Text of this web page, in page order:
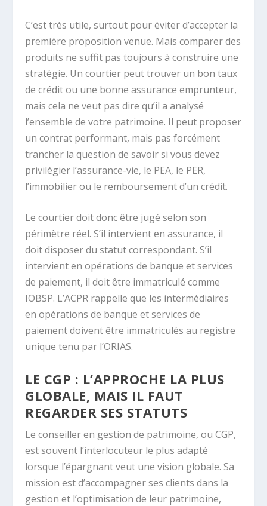
C’est très utile, surtout pour éviter d’accepter la
première proposition venue. Mais comparer des
produits ne suffit pas toujours à construire une
stratégie. Un courtier peut trouver un bon taux
de crédit ou une bonne assurance emprunteur,
mais cela ne veut pas dire qu’il a analysé
l’ensemble de votre patrimoine. Il peut proposer
un contrat performant, mais pas forcément
trancher la question de savoir si vous devez
privilégier l’assurance-vie, le PEA, le PER,
l’immobilier ou le remboursement d’un crédit.
Le courtier doit donc être jugé selon son
périmètre réel. S’il intervient en assurance, il
doit disposer du statut correspondant. S’il
intervient en opérations de banque et services
de paiement, il doit être immatriculé comme
IOBSP. L’ACPR rappelle que les intermédiaires
en opérations de banque et services de
paiement doivent être immatriculés au registre
unique tenu par l’ORIAS.
LE CGP : L’APPROCHE LA PLUS
GLOBALE, MAIS IL FAUT
REGARDER SES STATUTS
Le conseiller en gestion de patrimoine, ou CGP,
est souvent l’interlocuteur le plus adapté
lorsque l’épargnant veut une vision globale. Sa
mission est d’accompagner ses clients dans la
gestion et l’optimisation de leur patrimoine,